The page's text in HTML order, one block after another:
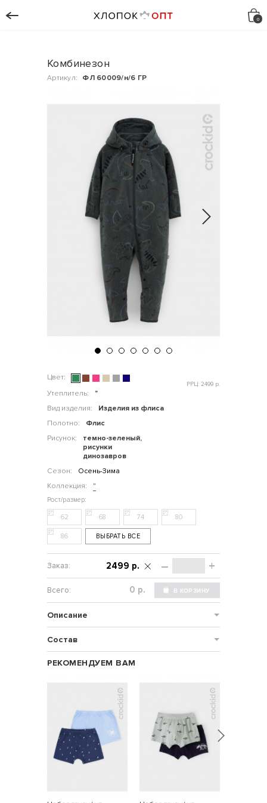
Комбинезон
Артикул: ФЛ 60009/н/6 ГР
Цвет:
Утеплитель:
"
Вид изделия:
Изделия из флиса
Полотно:
Флис
Рисунок:
темно-зеленый,
рисунки
динозавров
Сезон:
Осень-Зима
Коллекция:
"
РРЦ: 2499 р.
62 68 74 80
86 ВЫБРАТЬ ВСЕ
– +
2499 р.
р.
Описание
Состав
РЕКОМЕНДУЕМ ВАМ